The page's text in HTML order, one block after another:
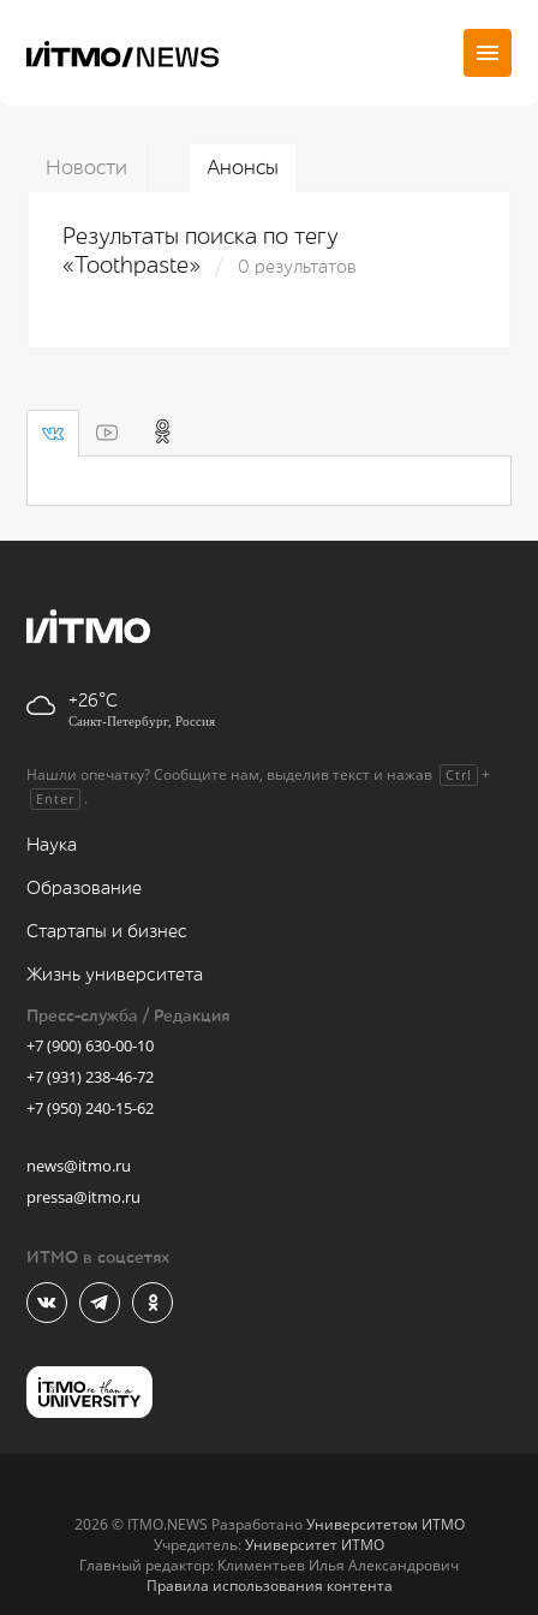
Новости Анонсы
Результаты поиска по тегу
«Toothpaste»
0 результатов
+26
Санкт-Петербург, Россия
Нашли опечатку? Сообщите нам, выделив текст и нажав Ctrl +
Enter .
Наука
Образование
Стартапы и бизнес
Жизнь университета
Пресс-служба / Редакция
+7 (900) 630-00-10
+7 (931) 238-46-72
+7 (950) 240-15-62
news@itmo.ru
pressa@itmo.ru
ИТМО в соцсетях
2026 © ITMO.NEWS РазработаноУниверситетом ИТМО
Учредитель: Университет ИТМО
Главный редактор: Климентьев Илья Александрович
Правила использования контента